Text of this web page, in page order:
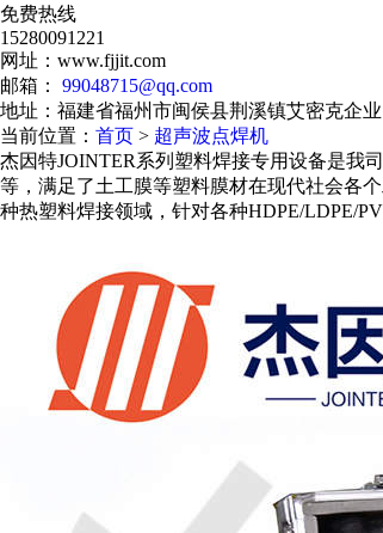
免费热线
15280091221
网址：www.fjjit.com
邮箱： 99048715@qq.com
地址：福建省福州市闽侯县荆溪镇艾密克企业
当前位置： 首页 > 超声波点焊机
杰因特JOINTER系列塑料焊接专用设备是我
等，满足了土工膜等塑料膜材在现代社会各
种热塑料焊接领域，针对各种HDPE/LDPE/